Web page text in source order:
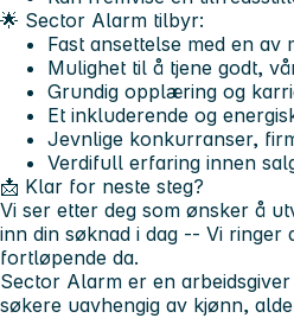
🌟 Sector Alarm tilbyr:
Fast ansettelse med en
Mulighet til å tjene godt,
Grundig opplæring og
Et inkluderende og
Jevnlige konkurranser,
Verdifull erfaring innen
📩 Klar for neste steg?
Vi ser etter deg som ønsker å
inn din søknad i dag -- Vi
fortløpende da.
Sector Alarm er en
søkere uavhengig av kjønn,